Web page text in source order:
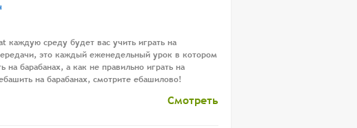
каждую среду будет вас учить играть на
это каждый еженедельный урок в котором
на барабанах, а как не правильно играть на
на барабанах, смотрите ебашилово!
Смотреть